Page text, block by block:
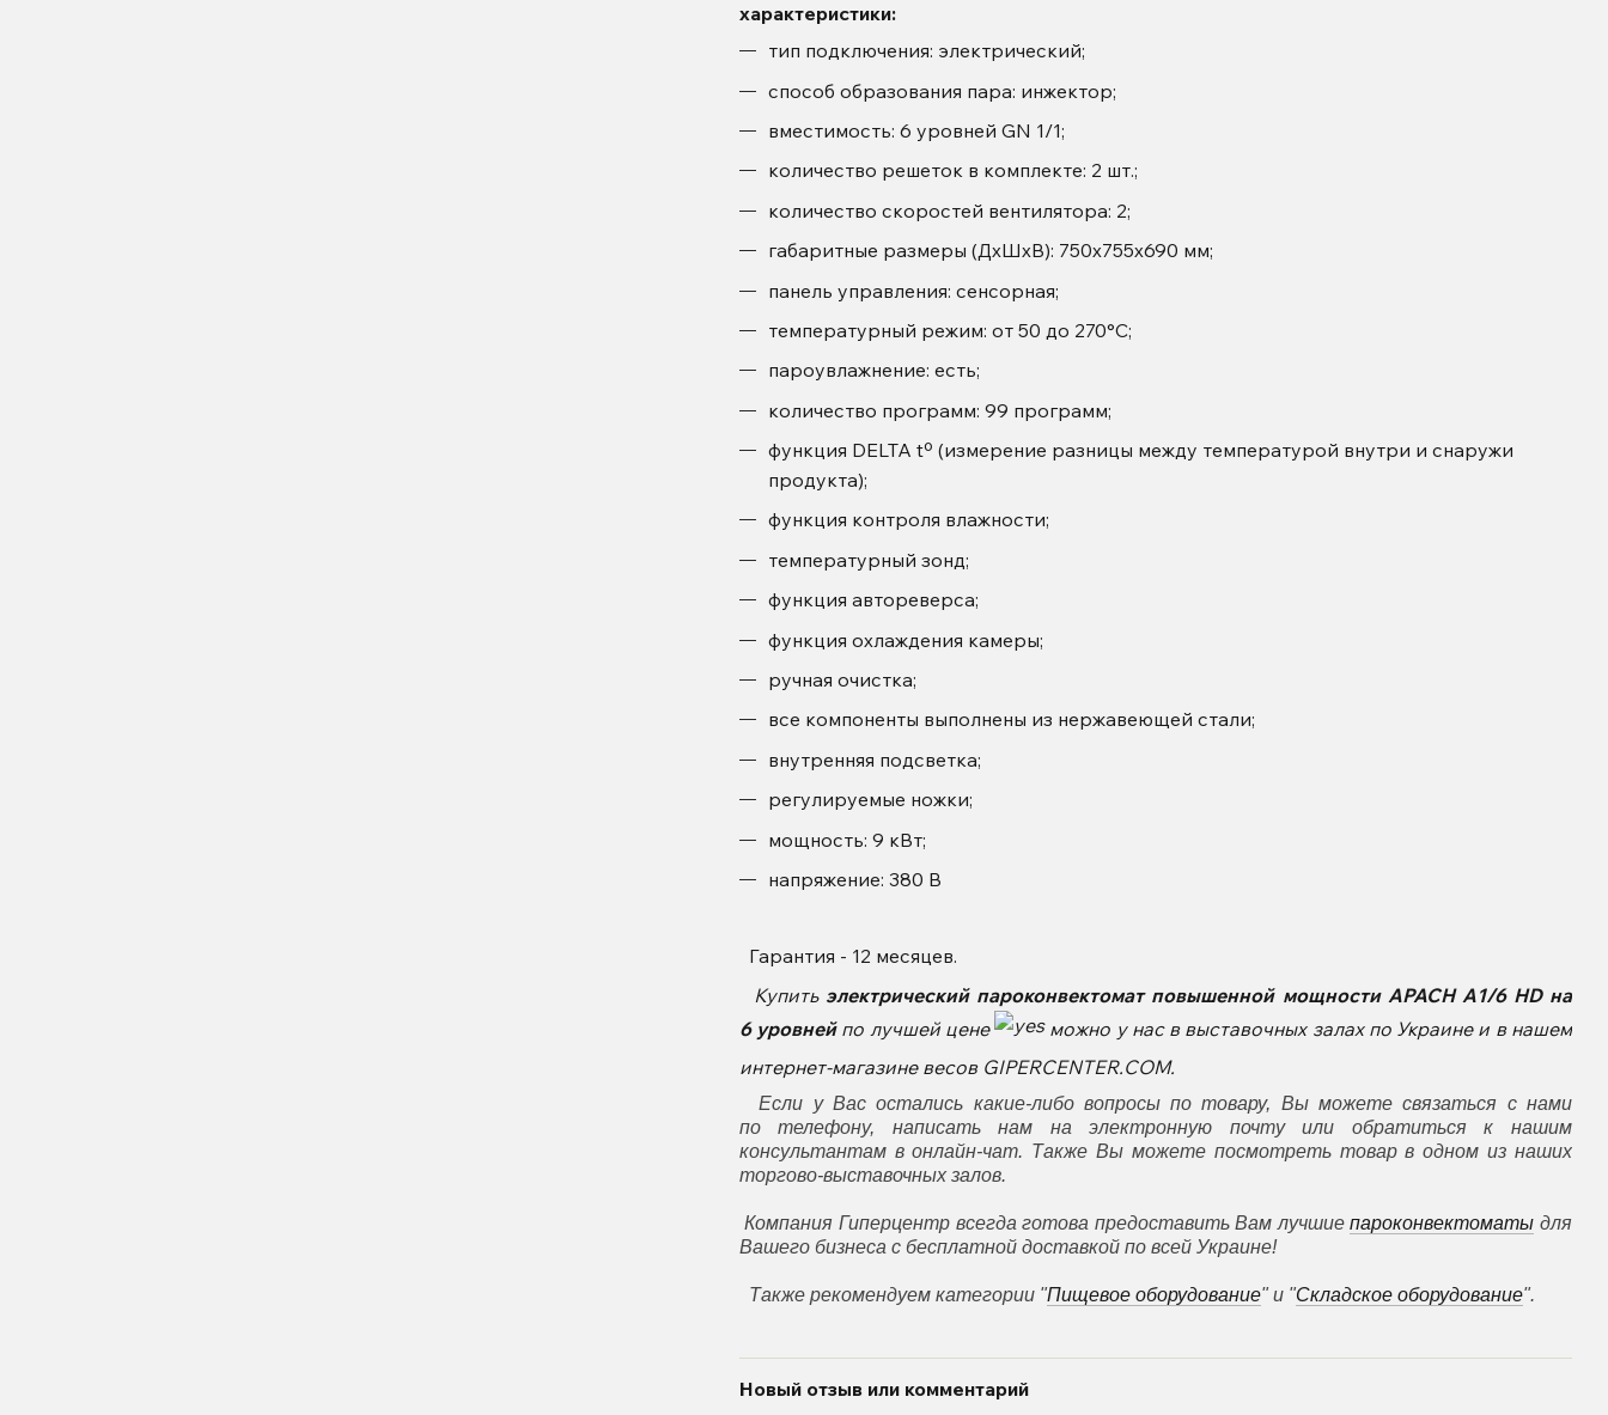
характеристики:
тип подключения: электрический;
способ образования пара: инжектор;
вместимость: 6 уровней GN 1/1;
количество решеток в комплекте: 2 шт.;
количество скоростей вентилятора: 2;
габаритные размеры (ДхШхВ): 750x755x690 мм;
панель управления: сенсорная;
температурный режим: от 50 до 270°C;
пароувлажнение: есть;
количество программ: 99 программ;
функция DELTA tº (измерение разницы между температурой внутри и снаружи
продукта);
функция контроля влажности;
температурный зонд;
функция автореверса;
функция охлаждения камеры;
ручная очистка;
все компоненты выполнены из нержавеющей стали;
внутренняя подсветка;
регулируемые ножки;
мощность: 9 кВт;
напряжение: 380 В
Гарантия - 12 месяцев.
Купитьэлектрический пароконвектомат повышенной мощности APACH A1/6 HD на
6 уровней по лучшей цене
можно у нас в выставочных залах по Украине и в нашем
интернет-магазине весов GIPERCENTER.COM.
Если у Вас остались какие-либо вопросы по товару, Вы можете связаться с нами
потелефону, написать нам на электронную почту или обратиться к нашим
консультантам в онлайн-чат. Также Вы можете посмотреть товар в одном из наших
торгово-выставочных залов.
Компания Гиперцентр всегда готова предоставить Вам лучшиепароконвектоматы для
Вашего бизнеса с бесплатной доставкой по всей Украине!
Также рекомендуем категории "Пищевое оборудование" и "Складское оборудование".
Новый отзыв или комментарий